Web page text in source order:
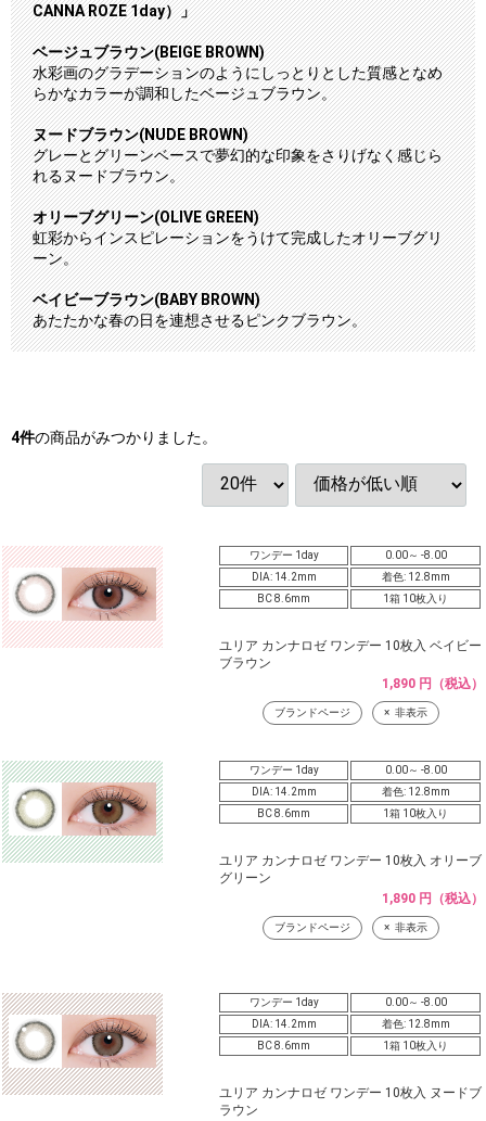
CANNA ROZE 1day）」
ベージュブラウン(BEIGE BROWN)
水彩画のグラデーションのようにしっとりとした質感となめ
らかなカラーが調和したベージュブラウン。
ヌードブラウン(NUDE BROWN)
グレーとグリーンベースで夢幻的な印象をさりげなく感じら
れるヌードブラウン。
オリーブグリーン(OLIVE GREEN)
虹彩からインスピレーションをうけて完成したオリーブグリ
ーン。
ベイビーブラウン(BABY BROWN)
あたたかな春の日を連想させるピンクブラウン。
4件の商品がみつかりました。
ワンデー 1day
0.00～ -8.00
DIA: 14.2mm
着色: 12.8mm
BC 8.6mm
1箱 10枚入り
ユリア カンナロゼ ワンデー 10枚入 ベイビー
ブラウン
1,890 円（税込）
ブランドページ 非表示
ワンデー 1day
0.00～ -8.00
DIA: 14.2mm
着色: 12.8mm
BC 8.6mm
1箱 10枚入り
ユリア カンナロゼ ワンデー 10枚入 オリーブ
グリーン
1,890 円（税込）
ブランドページ 非表示
ワンデー 1day
0.00～ -8.00
DIA: 14.2mm
着色: 12.8mm
BC 8.6mm
1箱 10枚入り
ユリア カンナロゼ ワンデー 10枚入 ヌードブ
ラウン